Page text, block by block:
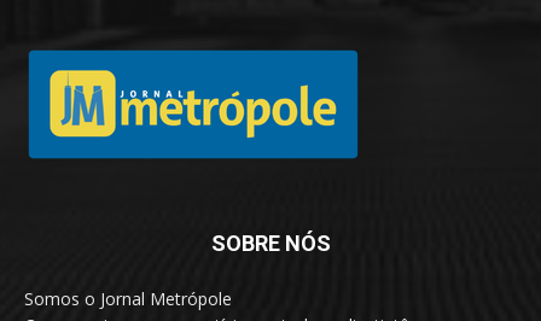
SOBRE NÓS
Somos o Jornal Metrópole